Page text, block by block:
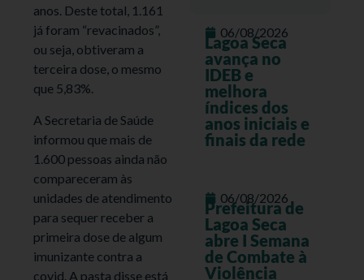
anos. Deste total, 1.161
já foram “revacinados”,
ou seja, obtiveram a
terceira dose, o mesmo
que 5,83%.
A Secretaria de Saúde
informou que mais de
1.600 pessoas ainda não
compareceram às
unidades de atendimento
para sequer receber a
primeira dose de algum
imunizante contra a
covid. A pasta disse está
06/08/2026
Lagoa Seca
avança no
IDEB e
melhora
índices dos
anos iniciais e
finais da rede
06/08/2026
Prefeitura de
Lagoa Seca
abre I Semana
de Combate à
Violência